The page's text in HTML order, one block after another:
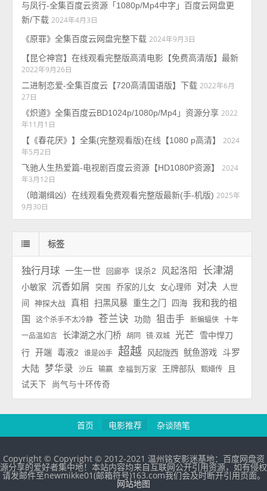
与凤行-全集百度云资源「1080p/Mp4中字」百度云网盘更
新/下载 2024年4月3日
《原罪》全集百度云网盘完整下载 2024年9月3日
【昆仑神宫】在线观看完整版高清电影【免费高清版】最新
2022年9月26日
二进制恋爱-全集百度云【720高清国语版】下载 2022年6月
27日
《炽道》全集百度云BD1024p/1080p/Mp4」资源分享 2022
年11月1日
【《春花厌》】全集(完整观看版)在线【1080 p高清】
2024
年5月2日
飞驰人生热爱篇-电视剧百度云资源【HD1080P资源】
2024
年3月12日
（暗潮缉凶）在线观看免费观看完整版最新(手-机版) 2025年
9月30日
标签
独行月球 一生一世 回廊亭 误杀2 风起洛阳 长津湖
小敏家 沉香如屑 突围 乔家的儿女 女心理师 对决
人世
间
神探大战 真相 扫黑风暴 重生之门 四海
我和我的祖
国
这个杀手不太冷静 苍兰诀 功勋 狙击手 新蝙蝠侠
十年
一品温如言
长津湖之水门桥 胡同 镜·双城 光芒
雪中悍刀
行 开端 毒液2 谁是凶手 超越 风起陇西 鱿鱼游戏
斗罗
大陆 梦华录 沙丘 输赢 幸福到万家 王牌部队 甄嬛传
且
试天下
尚气与十环传奇
首页 电影推荐 杂谈随笔
Copyright © Copyright © 2012-2021 温州铭安影迷基地：百度网盘资
源分享的爱好者集中地！本站内容均来自互联网公开引用资源，如有侵权
请发邮件至newmikke01(邮箱符号)163.com我们会及时断开引用页面。
网站地图